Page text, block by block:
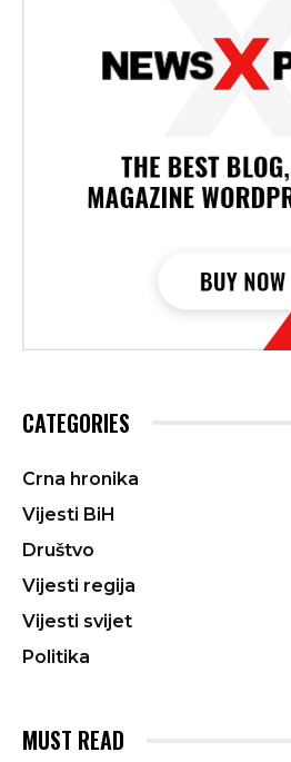
CATEGORIES
Crna hronika
Vijesti BiH
Društvo
Vijesti regija
Vijesti svijet
Politika
MUST READ